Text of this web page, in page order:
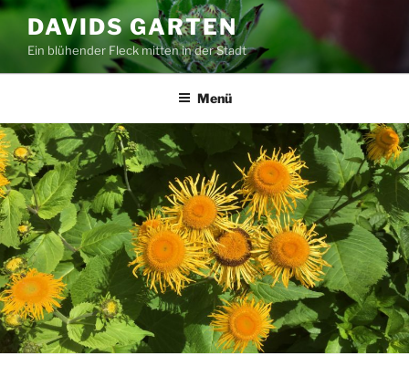
Zum
Inhalt
springen
DAVIDS GARTEN
Ein blühender Fleck mitten in der Stadt
Menü